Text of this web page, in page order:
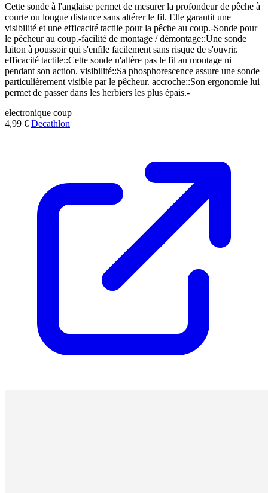
Cette sonde à l'anglaise permet de mesurer la profondeur de pêche à
courte ou longue distance sans altérer le fil. Elle garantit une
visibilité et une efficacité tactile pour la pêche au coup.-Sonde pour
le pêcheur au coup.-facilité de montage / démontage::Une sonde
laiton à poussoir qui s'enfile facilement sans risque de s'ouvrir.
efficacité tactile::Cette sonde n'altère pas le fil au montage ni
pendant son action. visibilité::Sa phosphorescence assure une sonde
particulièrement visible par le pêcheur. accroche::Son ergonomie lui
permet de passer dans les herbiers les plus épais.-
electronique coup
4,99 € Decathlon